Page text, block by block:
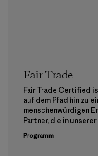
Fair Trade
Fair Trade Certified
auf dem Pfad hin zu
menschenwürdigen
Partner, die in
Programm